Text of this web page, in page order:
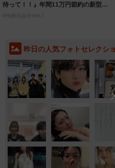
待って！！』年間11万円節約の新型タ
バコ
PR(株式会社HAL)
昨日の人気フォトセレクシ